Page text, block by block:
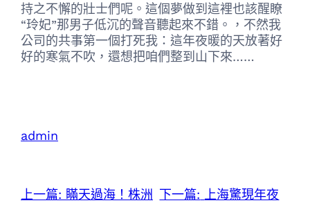
持之不懈的壯士們呢。這個夢做到這裡也該醒瞭
“玲妃”那男子低沉的聲音聽起來不錯。，不然我
公司的共事第一個打死我：這年夜暖的天放著好
好的寒氣不吹，還想把咱們整到山下來……
admin
上一篇: 瞞天過海！株洲 下一篇:
上海驚現年夜